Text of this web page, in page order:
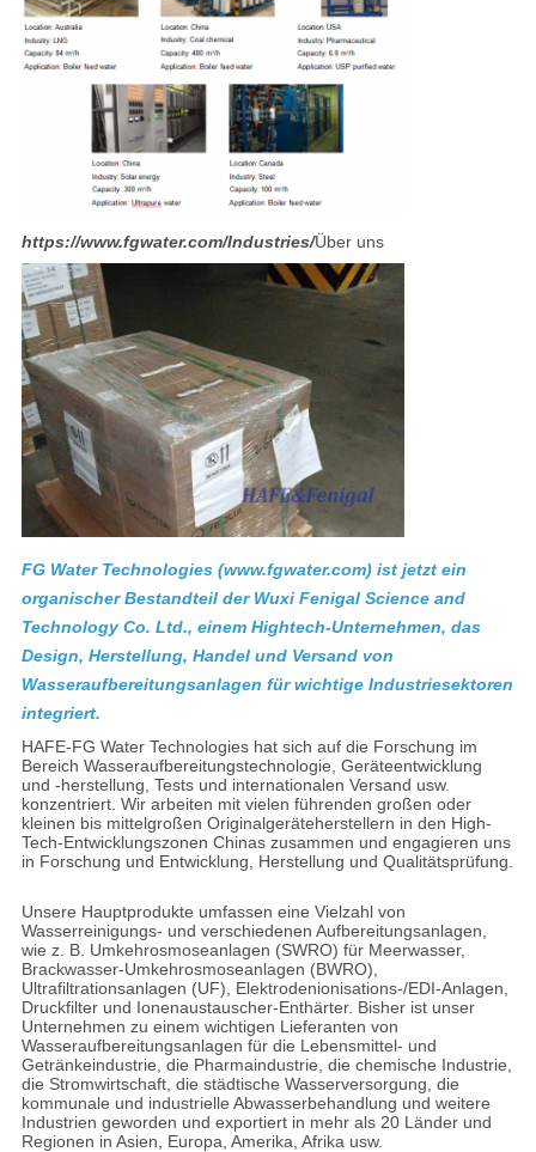
https://www.fgwater.com/Industries/Über uns
FG Water Technologies (www.fgwater.com) ist jetzt ein
organischer Bestandteil der Wuxi Fenigal Science and
Technology Co. Ltd., einem Hightech-Unternehmen, das
Design, Herstellung, Handel und Versand von
Wasseraufbereitungsanlagen für wichtige Industriesektoren
integriert.
HAFE-FG Water Technologies hat sich auf die Forschung im
Bereich Wasseraufbereitungstechnologie, Geräteentwicklung
und -herstellung, Tests und internationalen Versand usw.
konzentriert. Wir arbeiten mit vielen führenden großen oder
kleinen bis mittelgroßen Originalgeräteherstellern in den High-
Tech-Entwicklungszonen Chinas zusammen und engagieren uns
in Forschung und Entwicklung, Herstellung und Qualitätsprüfung.
Unsere Hauptprodukte umfassen eine Vielzahl von
Wasserreinigungs- und verschiedenen Aufbereitungsanlagen,
wie z. B. Umkehrosmoseanlagen (SWRO) für Meerwasser,
Brackwasser-Umkehrosmoseanlagen (BWRO),
Ultrafiltrationsanlagen (UF), Elektrodenionisations-/EDI-Anlagen,
Druckfilter und Ionenaustauscher-Enthärter. Bisher ist unser
Unternehmen zu einem wichtigen Lieferanten von
Wasseraufbereitungsanlagen für die Lebensmittel- und
Getränkeindustrie, die Pharmaindustrie, die chemische Industrie,
die Stromwirtschaft, die städtische Wasserversorgung, die
kommunale und industrielle Abwasserbehandlung und weitere
Industrien geworden und exportiert in mehr als 20 Länder und
Regionen in Asien, Europa, Amerika, Afrika usw.